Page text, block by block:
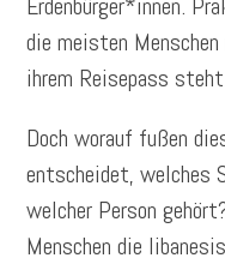
die meisten
ihrem Reisepass
Doch worauf fußen
entscheidet, welches
welcher Person
Menschen die